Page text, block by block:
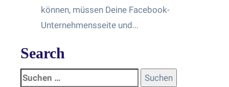
können, müssen Deine Facebook-
Unternehmensseite und...
Search